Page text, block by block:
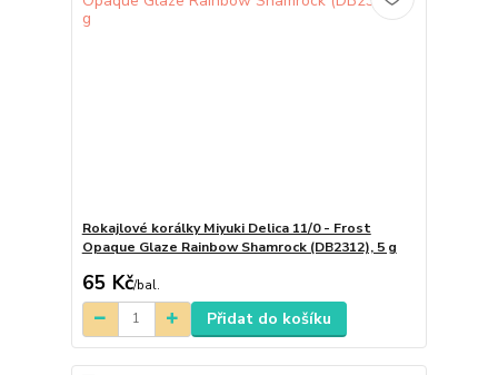
Rokajlové korálky Miyuki Delica 11/0 - Frost
Opaque Glaze Rainbow Shamrock (DB2312), 5 g
65 Kč/bal.
Přidat do košíku